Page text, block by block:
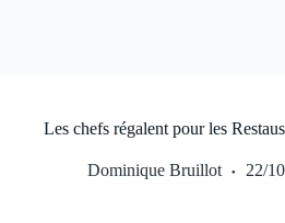
Les chefs régalent pour les
Dominique Bruillot 22/